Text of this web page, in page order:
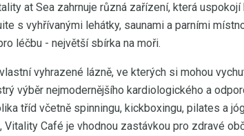
at Sea zahrnuje různá zařízení, která
s vyhřívanými lehátky, saunami a parními
léčbu - největší sbírka na moři.
vyhrazené lázně, ve kterých si mohou
výběr nejmodernějšího kardiologického a
tříd včetně spinningu, kickboxingu, pilates a
Café je vhodnou zastávkou pro zdravé